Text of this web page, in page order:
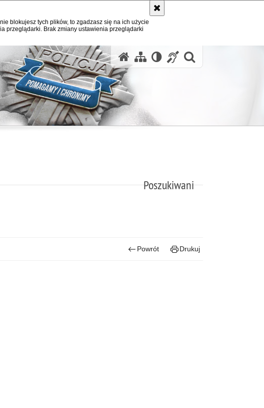
blokujesz tych plików, to zgadzasz się na ich użycie
przeglądarki. Brak zmiany ustawienia przeglądarki
Poszukiwani
Powrót Drukuj